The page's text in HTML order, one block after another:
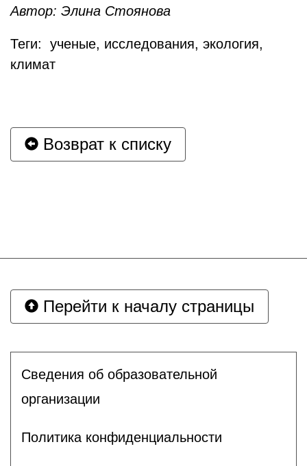
Автор: Элина Стоянова
Теги: ученые, исследования, экология,
климат
Возврат к списку
Перейти к началу страницы
Сведения об образовательной
организации
Политика конфиденциальности